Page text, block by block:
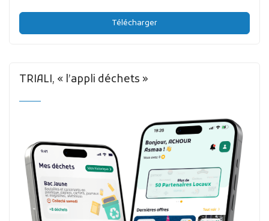
Télécharger
TRIALI, « l’appli déchets »